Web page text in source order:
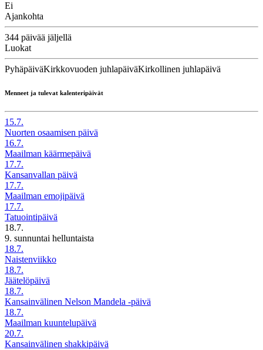
Ei
Ajankohta
344 päivää jäljellä
Luokat
PyhäpäiväKirkkovuoden juhlapäiväKirkollinen juhlapäivä
Menneet ja tulevat kalenteripäivät
15.7.
Nuorten osaamisen päivä
16.7.
Maailman käärmepäivä
17.7.
Kansanvallan päivä
17.7.
Maailman emojipäivä
17.7.
Tatuointipäivä
18.7.
9. sunnuntai helluntaista
18.7.
Naistenviikko
18.7.
Jäätelöpäivä
18.7.
Kansainvälinen Nelson Mandela -päivä
18.7.
Maailman kuuntelupäivä
20.7.
Kansainvälinen shakkipäivä